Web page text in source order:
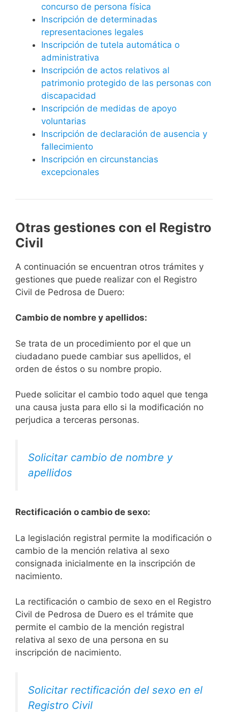
concurso de persona física
Inscripción de determinadas
representaciones legales
Inscripción de tutela automática o
administrativa
Inscripción de actos relativos al
patrimonio protegido de las personas con
discapacidad
Inscripción de medidas de apoyo
voluntarias
Inscripción de declaración de ausencia y
fallecimiento
Inscripción en circunstancias
excepcionales
Otras gestiones con el Registro
Civil
A continuación se encuentran otros trámites y
gestiones que puede realizar con el Registro
Civil de Pedrosa de Duero:
Cambio de nombre y apellidos:
Se trata de un procedimiento por el que un
ciudadano puede cambiar sus apellidos, el
orden de éstos o su nombre propio.
Puede solicitar el cambio todo aquel que tenga
una causa justa para ello si la modificación no
perjudica a terceras personas.
Solicitar cambio de nombre y
apellidos
Rectificación o cambio de sexo:
La legislación registral permite la modificación o
cambio de la mención relativa al sexo
consignada inicialmente en la inscripción de
nacimiento.
La rectificación o cambio de sexo en el Registro
Civil de Pedrosa de Duero es el trámite que
permite el cambio de la mención registral
relativa al sexo de una persona en su
inscripción de nacimiento.
Solicitar rectificación del sexo en el
Registro Civil